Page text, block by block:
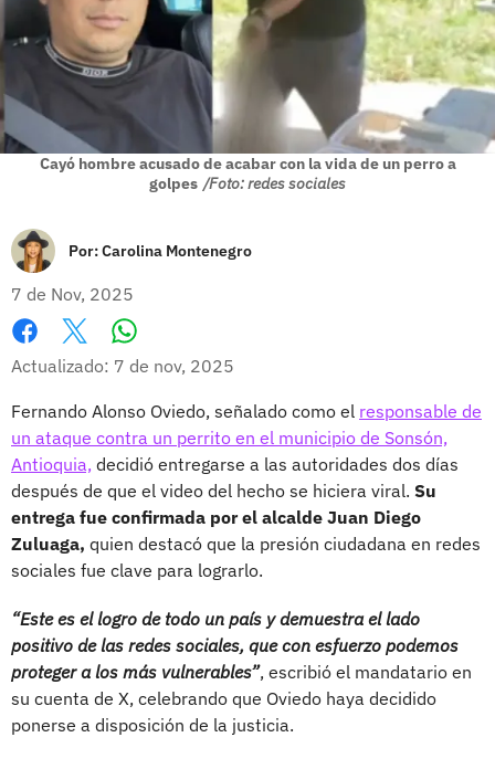
Cayó hombre acusado de acabar con la vida de un perro a
golpes /Foto: redes sociales
Por:Carolina Montenegro
7 de Nov, 2025
Facebook
X
Actualizado: 7 de nov, 2025
Fernando Alonso Oviedo, señalado como el responsable de
un ataque contra un perrito en el municipio de Sonsón,
Antioquia, decidió entregarse a las autoridades dos días
después de que el video del hecho se hiciera viral. Su
entrega fue confirmada por el alcalde Juan Diego
Zuluaga, quien destacó que la presión ciudadana en redes
sociales fue clave para lograrlo.
“Este es el logro de todo un país y demuestra el lado
positivo de las redes sociales, que con esfuerzo podemos
proteger a los más vulnerables”, escribió el mandatario en
su cuenta de X, celebrando que Oviedo haya decidido
ponerse a disposición de la justicia.